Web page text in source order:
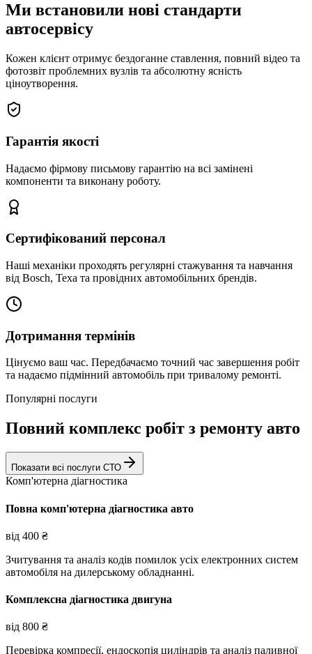
Ми встановили нові стандарти
автосервісу
Кожен клієнт отримує бездоганне ставлення, повний відео та
фотозвіт проблемних вузлів та абсолютну ясність
ціноутворення.
Гарантія якості
Надаємо фірмову письмову гарантію на всі замінені
компоненти та виконану роботу.
Сертифікований персонал
Наші механіки проходять регулярні стажування та навчання
від Bosch, Texa та провідних автомобільних брендів.
Дотримання термінів
Цінуємо ваш час. Передбачаємо точний час завершення робіт
та надаємо підмінний автомобіль при тривалому ремонті.
Популярні послуги
Повний комплекс робіт з ремонту авто
Показати всі послуги СТО
Комп'ютерна діагностика
Повна комп'ютерна діагностика авто
від 400 ₴
Зчитування та аналіз кодів помилок усіх електронних систем
автомобіля на дилерському обладнанні.
Комплексна діагностика двигуна
від 800 ₴
Перевірка компресії, ендоскопія циліндрів та аналіз паливної